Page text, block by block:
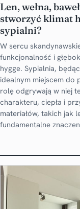
Len, wełna,
stworzyć klimat
sypialni?
W sercu
funkcjonalność i
hygge. Sypialnia,
idealnym miejscem do
rolę odgrywają w niej
charakteru, ciepła i
materiałów, takich jak
fundamentalne